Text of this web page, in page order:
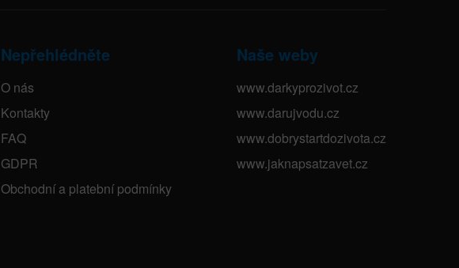
Nepřehlédněte
O nás
Kontakty
FAQ
GDPR
Obchodní a platební podmínky
Naše weby
www.darkyprozivot.cz
www.darujvodu.cz
www.dobrystartdozivota.cz
www.jaknapsatzavet.cz